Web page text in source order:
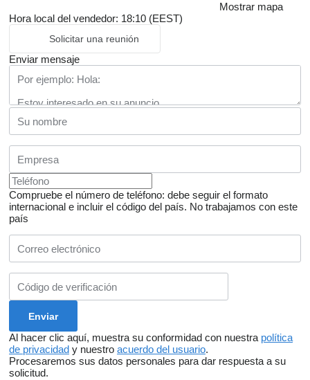
Mostrar mapa
Hora local del vendedor: 18:10 (EEST)
Solicitar una reunión
Enviar mensaje
Compruebe el número de teléfono: debe seguir el formato
internacional e incluir el código del país. No trabajamos con este
país
Al hacer clic aquí, muestra su conformidad con nuestra política
de privacidad y nuestro acuerdo del usuario.
Procesaremos sus datos personales para dar respuesta a su
solicitud.